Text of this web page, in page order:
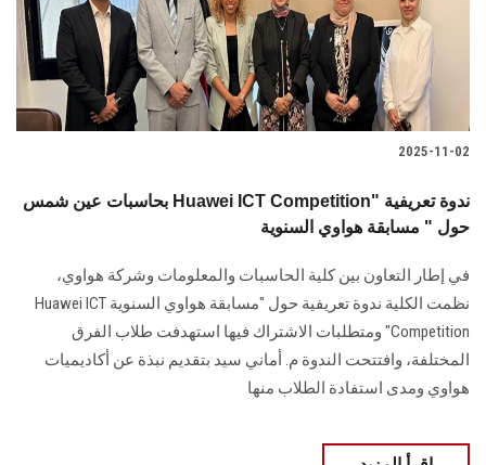
هيئة التدريس
الدراسات العليا
الزائـرون
سجل الان
2025-11-02
بحاسبات عين شمس Huawei ICT Competition" ندوة تعريفية
حول " مسابقة هواوي السنوية
في إطار التعاون بين كلية الحاسبات والمعلومات وشركة هواوي،
نظمت الكلية ندوة تعريفية حول "مسابقة هواوي السنوية Huawei ICT
Competition" ومتطلبات الاشتراك فيها استهدفت طلاب الفرق
المختلفة، وافتتحت الندوة م. أماني سيد بتقديم نبذة عن أكاديميات
هواوي ومدى استفادة الطلاب منها